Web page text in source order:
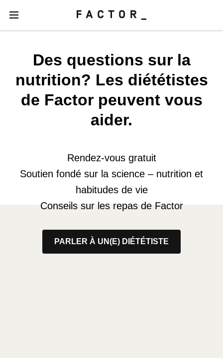
Des questions sur la
nutrition? Les diététistes
de Factor peuvent vous
aider.
Rendez-vous gratuit
Soutien fondé sur la science – nutrition et
habitudes de vie
Conseils sur les repas de Factor
PARLER À UN(E) DIÉTÉTISTE